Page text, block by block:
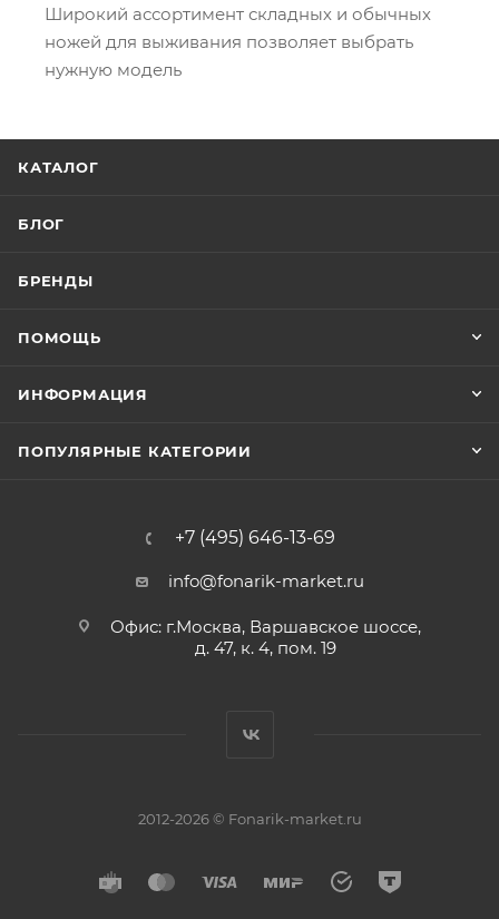
Широкий ассортимент складных и обычных
ножей для выживания позволяет выбрать
нужную модель
КАТАЛОГ
БЛОГ
БРЕНДЫ
ПОМОЩЬ
ИНФОРМАЦИЯ
ПОПУЛЯРНЫЕ КАТЕГОРИИ
+7 (495) 646-13-69
info@fonarik-market.ru
Офис: г.Москва, Варшавское шоссе,
д. 47, к. 4, пом. 19
2012-2026 © Fonarik-market.ru